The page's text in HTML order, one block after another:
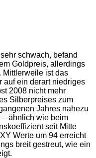
schwach, befand
Goldpreis, allerdings
Mittlerweile ist das
auf ein derart niedriges
2008 nicht mehr
Silberpreises zum
Jahres nahezu
– ähnlich wie beim
seit Mitte
Werte um 94 erreicht
breit gestreut, wie ein